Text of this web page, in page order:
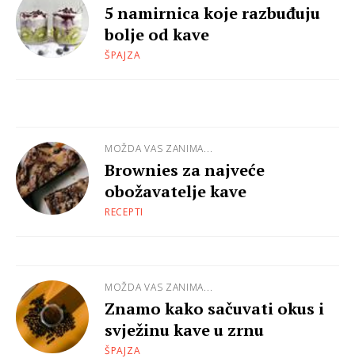
5 namirnica koje razbuđuju
bolje od kave
ŠPAJZA
MOŽDA VAS ZANIMA...
Brownies za najveće
obožavatelje kave
RECEPTI
MOŽDA VAS ZANIMA...
Znamo kako sačuvati okus i
svježinu kave u zrnu
ŠPAJZA